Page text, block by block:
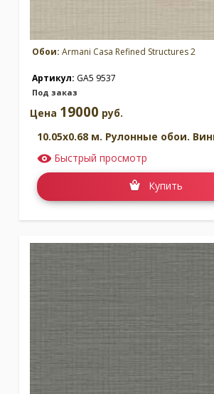
Обои: Armani Casa Refined Structures 2
Артикул: GA5 9537
Под заказ
Цена 19000 руб.
10.05x0.68 м. Рулонные обои.
Быстрый просмотр
Купить